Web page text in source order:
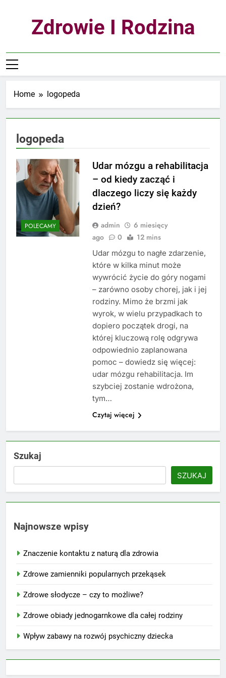
Zdrowie I Rodzina
Home logopeda
logopeda
POLECAMY
Udar mózgu a rehabilitacja
– od kiedy zacząć i
dlaczego liczy się każdy
dzień?
admin
6 miesięcy
ago
0 12 mins
Udar mózgu to nagłe zdarzenie,
które w kilka minut może
wywrócić życie do góry nogami
– zarówno osoby chorej, jak i jej
rodziny. Mimo że brzmi jak
wyrok, w wielu przypadkach to
dopiero początek drogi, na
której kluczową rolę odgrywa
odpowiednio zaplanowana
pomoc – dowiedz się więcej:
udar mózgu rehabilitacja. Im
szybciej zostanie wdrożona,
tym…
Czytaj więcej
Szukaj
SZUKAJ
Najnowsze wpisy
Znaczenie kontaktu z naturą dla zdrowia
Zdrowe zamienniki popularnych przekąsek
Zdrowe słodycze – czy to możliwe?
Zdrowe obiady jednogarnkowe dla całej rodziny
Wpływ zabawy na rozwój psychiczny dziecka